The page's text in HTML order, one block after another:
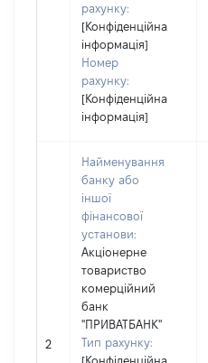
рахунку:
[Конфіденційна
інформація]
Номер
рахунку:
[Конфіденційна
інформація]
2
Найменування
банку або
іншої
фінансової
установи:
Акціонерне
товариство
комерційний
банк
"ПРИВАТБАНК"
Тип рахунку:
[Конфіденційна